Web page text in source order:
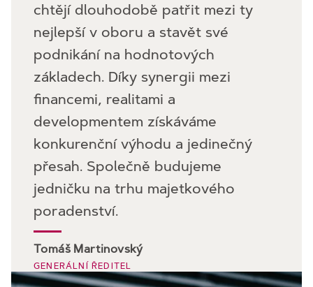
chtějí dlouhodobě patřit mezi ty
nejlepší v oboru a stavět své
podnikání na hodnotových
základech. Díky synergii mezi
financemi, realitami a
developmentem získáváme
konkurenční výhodu a jedinečný
přesah. Společně budujeme
jedničku na trhu majetkového
poradenství.
Tomáš Martinovský
GENERÁLNÍ ŘEDITEL